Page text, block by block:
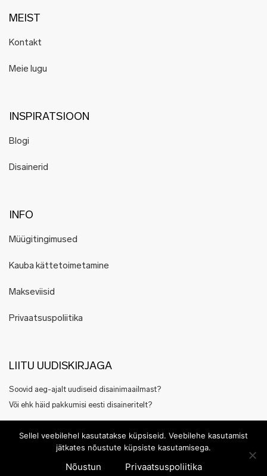
MEIST
Kontakt
Meie lugu
INSPIRATSIOON
Blogi
Disainerid
INFO
Müügitingimused
Kauba kättetoimetamine
Makseviisid
Privaatsuspoliitika
LIITU UUDISKIRJAGA
Soovid aeg-ajalt uudiseid disainimaailmast?
Või ehk häid pakkumisi eesti disaineritelt?
Registreeru siin
Sellel veebilehel kasutatakse küpsiseid. Veebilehe kasutamist
jätkates nõustute küpsiste kasutamisega.
Nõustun Privaatsuspoliitika